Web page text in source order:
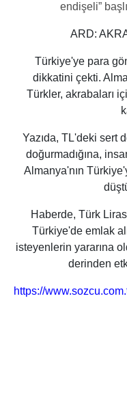
endişeli”
ARD:
Türkiye'ye para
dikkatini çekti.
Türkler, akrabaları
Yazıda, TL'deki sert
doğurmadığına,
Almanya'nın
Haberde, Türk
Türkiye'de emlak
isteyenlerin yararına
derinden
https://